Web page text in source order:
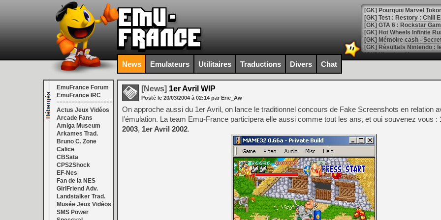
[GK] Pourquoi Marvel
[GK] Test : Restory : Chill
[GK] GTA 6 : Rockstar
[GK] Hot Wheels Infinite
[GK] Mémoire cash -
[GK] Résultats Nintendo :
[GK] Déjà des
[Mo5] Brickboy cherche à
[GK] Minecraft et ses «
[GK] Beast of
[GK] Ubisoft : fin de partie
[GK] Mémoire cash -
[GK] Dan Houser (GTA)
[GK] Comment EA Sports
[GK] Crimson Moon : un
[GK] Isle of Reveries : le
[GK] Moonlighter 2 : The
[GK] Capcom relance
[Mo5] Deux inédits du
[GK] Le beat'em up The
[GK] Endless Legend 2 :
News Emulateurs Utilitaires Traductions Divers Chat
EmuFrance Forum
EmuFrance IRC
===================
Actus Jeux Vidéos
Arcade Fans
Amiga Museum
Arkames Trad.
Bruno C. Zone
Calice
CBSata
CPS2Shock
EF-Nes
Fan de la NES
GirlFriend Adv.
Landstalker Trad.
Musée Jeux Vidéos
SMS Power
[News] 1er Avril WIP
Posté le 20/03/2004 à 02:14 par Eric_Aw
On approche aussi du 1er Avril, on lance le traditionnel concours de Fake Screenshots en relation
l’émulation. La team Emu-France participera elle aussi comme tout les ans, et oui souvenez vous :
2003, 1er Avril 2002.